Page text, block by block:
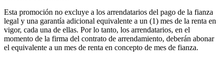
Esta promoción no excluye a los arrendatarios del pago de la fianza
legal y una garantía adicional equivalente a un (1) mes de la renta en
vigor, cada una de ellas. Por lo tanto, los arrendatarios, en el
momento de la firma del contrato de arrendamiento, deberán abonar
el equivalente a un mes de renta en concepto de mes de fianza.